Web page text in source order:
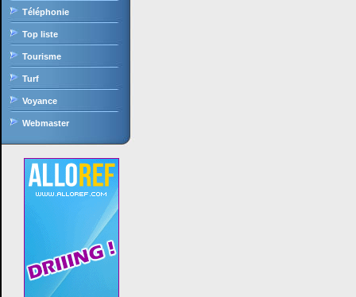
Téléphonie
Top liste
Tourisme
Turf
Voyance
Webmaster